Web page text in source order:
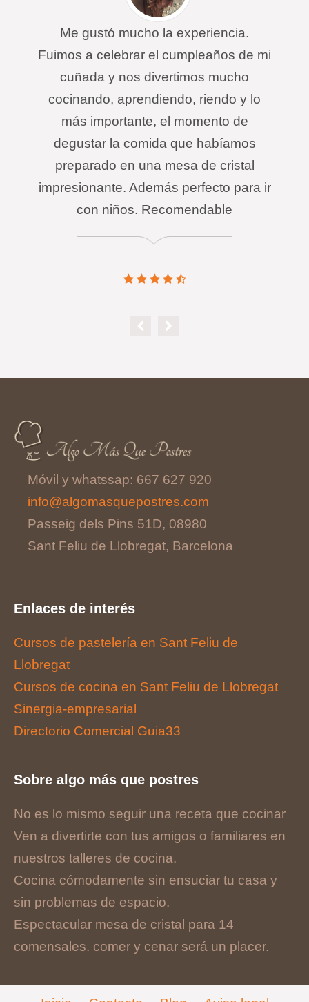
Me gustó mucho la experiencia.
Fuimos a celebrar el cumpleaños de mi
cuñada y nos divertimos mucho
cocinando, aprendiendo, riendo y lo
más importante, el momento de
degustar la comida que habíamos
preparado en una mesa de cristal
impresionante. Además perfecto para ir
con niños. Recomendable
Móvil y whatssap: 667 627 920
info@algomasquepostres.com
Passeig dels Pins 51D, 08980
Sant Feliu de Llobregat, Barcelona
Enlaces de interés
Cursos de pastelería en Sant Feliu de
Llobregat
Cursos de cocina en Sant Feliu de Llobregat
Sinergia-empresarial
Directorio Comercial Guia33
Sobre algo más que postres
No es lo mismo seguir una receta que cocinar
Ven a divertirte con tus amigos o familiares en
nuestros talleres de cocina.
Cocina cómodamente sin ensuciar tu casa y
sin problemas de espacio.
Espectacular mesa de cristal para 14
comensales. comer y cenar será un placer.